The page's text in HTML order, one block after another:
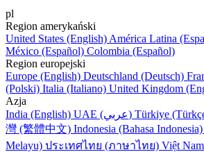
pl
Region amerykański
United States (English) América Latina
México (Español) Colombia (Español)
Region europejski
Europe (English) Deutschland (Deutsch)
(Polski) Italia (Italiano) United Kingdom
Azja
India (English)
UAE (عربي) Türkiye
灣 (繁體中文) Indonesia (Bahasa Indonesia)
Melayu) ประเทศไทย (ภาษาไทย) Việt